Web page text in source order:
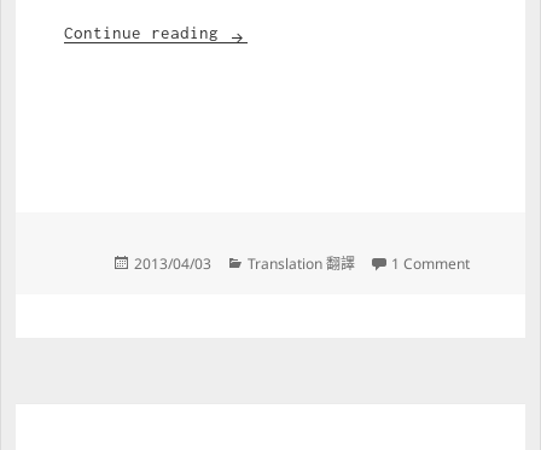
Continue reading 福島核電廠事故調查報告書
Posted
2013/04/03 Categories
Translation 翻譯 1 Commenton 福島核